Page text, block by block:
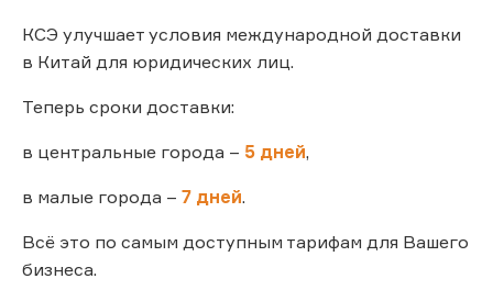
КСЭ улучшает условия международной доставки
в Китай для юридических лиц.
Теперь сроки доставки:
в центральные города – 5 дней,
в малые города – 7 дней.
Всё это по самым доступным тарифам для Вашего
бизнеса.